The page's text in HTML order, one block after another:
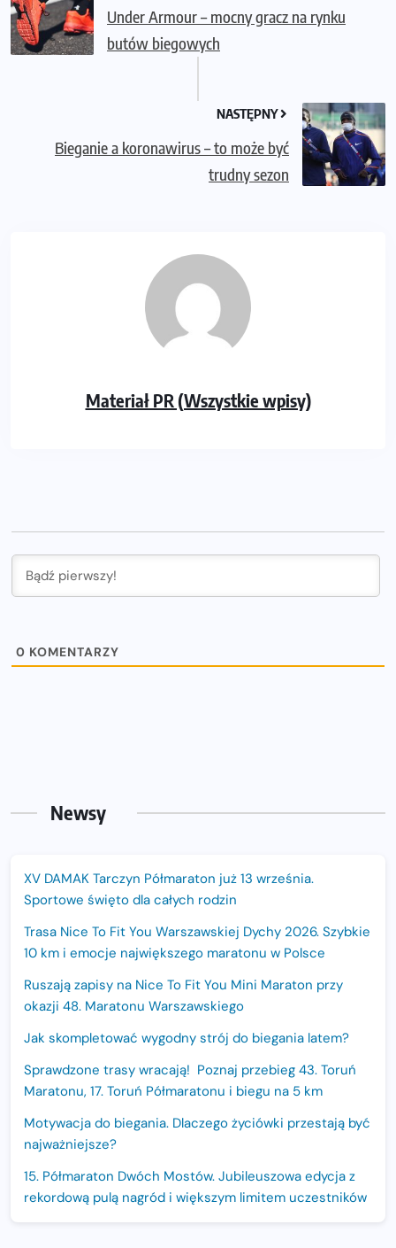
Under Armour – mocny gracz na rynku
butów biegowych
NASTĘPNY
Bieganie a koronawirus – to może być
trudny sezon
Materiał PR (Wszystkie wpisy)
0 KOMENTARZY
Newsy
XV DAMAK Tarczyn Półmaraton już 13 września.
Sportowe święto dla całych rodzin
Trasa Nice To Fit You Warszawskiej Dychy 2026. Szybkie
10 km i emocje największego maratonu w Polsce
Ruszają zapisy na Nice To Fit You Mini Maraton przy
okazji 48. Maratonu Warszawskiego
Jak skompletować wygodny strój do biegania latem?
Sprawdzone trasy wracają! Poznaj przebieg 43. Toruń
Maratonu, 17. Toruń Półmaratonu i biegu na 5 km
Motywacja do biegania. Dlaczego życiówki przestają być
najważniejsze?
15. Półmaraton Dwóch Mostów. Jubileuszowa edycja z
rekordową pulą nagród i większym limitem uczestników